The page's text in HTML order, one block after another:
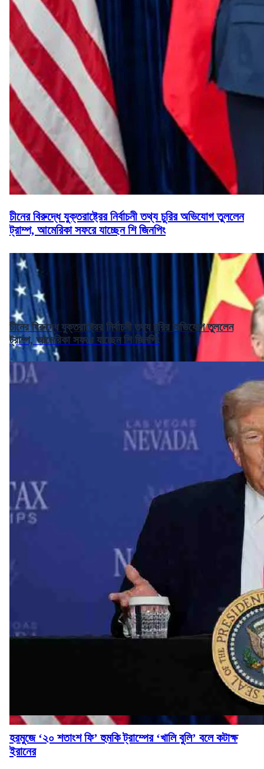
চীনের বিরুদ্ধে যুক্তরাষ্ট্রের নির্বাচনী তথ্য চুরির অভিযোগ তুললেন
ট্রাম্প, আমেরিকা সফরে যাচ্ছেন শি জিনপিং
চীনের বিরুদ্ধে যুক্তরাষ্ট্রের নির্বাচনী তথ্য চুরির অভিযোগ তুললেন
ট্রাম্প, আমেরিকা সফরে যাচ্ছেন শি জিনপিং
হরমুজে ‘২০ শতাংশ ফি’ হুমকি ট্রাম্পের ‘খালি বুলি’ বলে কটাক্ষ
ইরানের